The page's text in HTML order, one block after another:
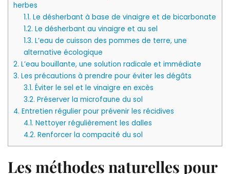
herbes
1.1. Le désherbant à base de vinaigre et de bicarbonate
1.2. Le désherbant au vinaigre et au sel
1.3. L’eau de cuisson des pommes de terre, une
alternative écologique
2. L’eau bouillante, une solution radicale et immédiate
3. Les précautions à prendre pour éviter les dégâts
3.1. Éviter le sel et le vinaigre en excès
3.2. Préserver la microfaune du sol
4. Entretien régulier pour prévenir les récidives
4.1. Nettoyer régulièrement les dalles
4.2. Renforcer la compacité du sol
Les méthodes naturelles pour